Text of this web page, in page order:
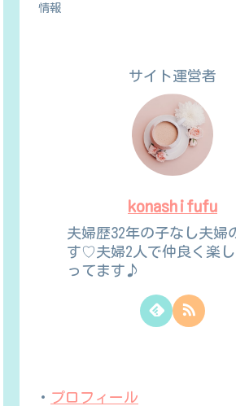
情報
サイト運営者
konashifufu
夫婦歴32年の子なし夫婦
す♡夫婦2人で仲良く楽
ってます♪
・ プロフィール